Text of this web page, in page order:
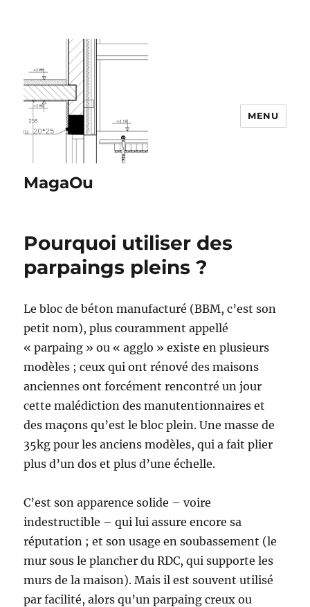
MagaOu
MENU
Pourquoi utiliser des
parpaings pleins ?
Le bloc de béton manufacturé (BBM, c’est son
petit nom), plus couramment appellé
« parpaing » ou « agglo » existe en plusieurs
modèles ; ceux qui ont rénové des maisons
anciennes ont forcément rencontré un jour
cette malédiction des manutentionnaires et
des maçons qu’est le bloc plein. Une masse de
35kg pour les anciens modèles, qui a fait plier
plus d’un dos et plus d’une échelle.
C’est son apparence solide – voire
indestructible – qui lui assure encore sa
réputation ; et son usage en soubassement (le
mur sous le plancher du RDC, qui supporte les
murs de la maison). Mais il est souvent utilisé
par facilité, alors qu’un parpaing creux ou